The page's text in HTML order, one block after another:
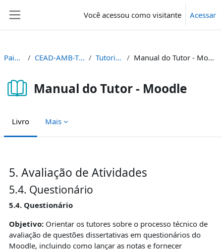
Você acessou como visitante Acessar
Painel CEAD-AMB-TUT Tutoriais Manual do Tutor - Moodle
Manual do Tutor - Moodle
Livro Mais
5. Avaliação de Atividades
5.4. Questionário
5.4. Questionário
Objetivo: Orientar os tutores sobre o processo técnico de
avaliação de questões dissertativas em questionários do
Moodle, incluindo como lançar as notas e fornecer